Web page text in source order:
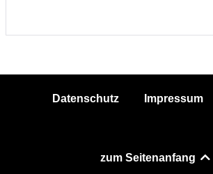
Datenschutz Impressum
zum Seitenanfang